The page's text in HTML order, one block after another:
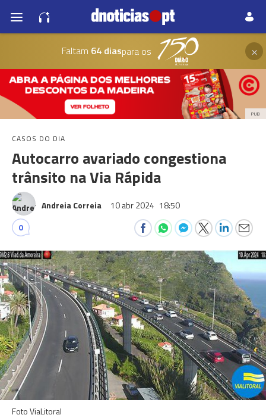
Faltam 64 diaspara os ×
PUB
CASOS DO DIA
Autocarro avariado congestiona
trânsito na Via Rápida
Andreia Correia 10 abr 2024 18:50
0
Foto ViaLitoral